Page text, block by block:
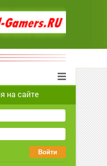
на сайте